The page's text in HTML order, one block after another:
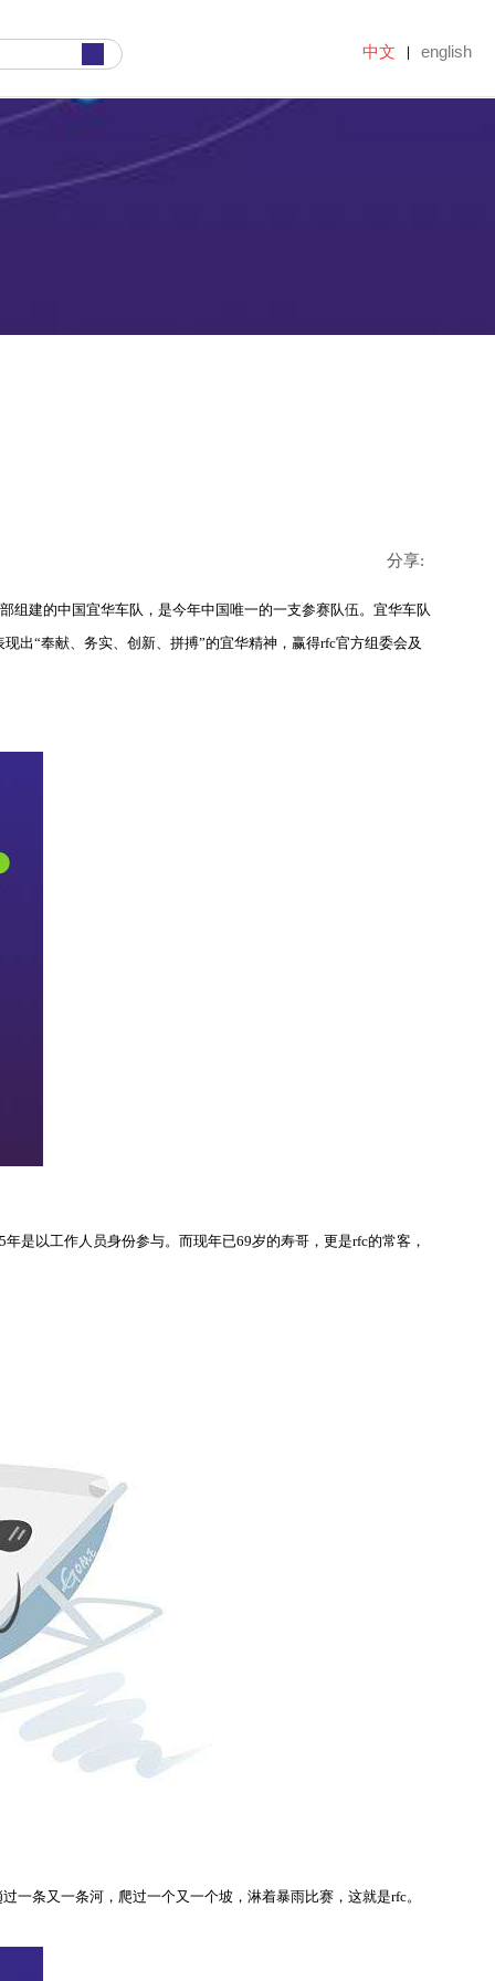
中文 english
分享:
组建的中国宜华车队，是今年中国唯一的一支参赛队伍。宜华车队
出“奉献、务实、创新、拼搏”的宜华精神，赢得rfc官方组委会及
是以工作人员身份参与。而现年已69岁的寿哥，更是rfc的常客，
条又一条河，爬过一个又一个坡，淋着暴雨比赛，这就是rfc。